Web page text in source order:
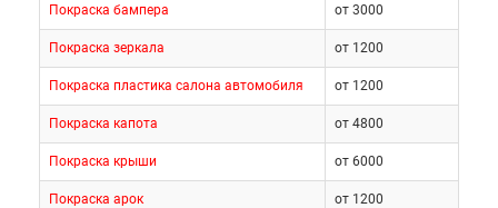
Покраска бампера от 3000
Покраска зеркала от 1200
Покраска пластика салона автомобиля от 1200
Покраска капота от 4800
Покраска крыши от 6000
Покраска арок от 1200